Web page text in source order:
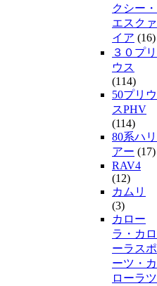
クシー・
エスクァ
イア (16)
３０プリ
ウス
(114)
50プリウ
スPHV
(114)
80系ハリ
アー (17)
RAV4
(12)
カムリ
(3)
カロー
ラ・カロ
ーラスポ
ーツ・カ
ローラツ